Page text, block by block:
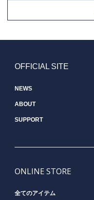
OFFICIAL SITE
NEWS
ABOUT
SUPPORT
ONLINE STORE
全てのアイテム